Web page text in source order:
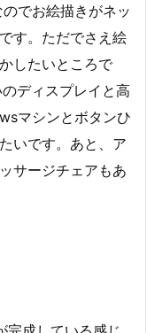
でお絵描きがネッ
す。ただでさえ絵
したいところで
ディスプレイと高
マシンとボタンひ
いです。あと、ア
サージチェアもあ